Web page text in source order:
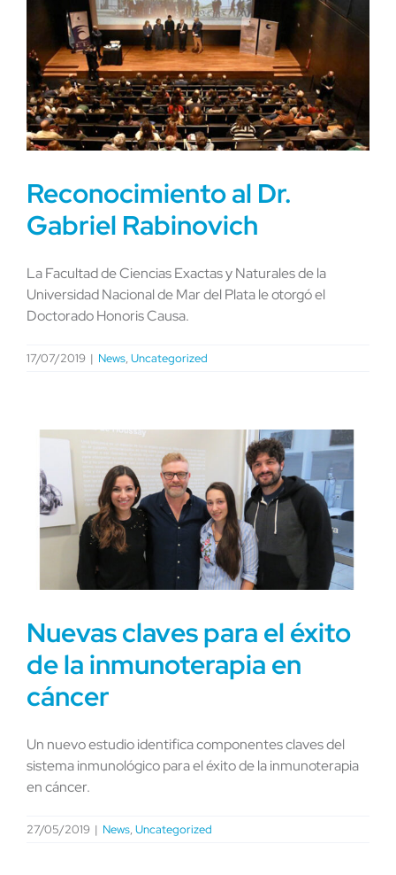
Reconocimiento al Dr.
Gabriel Rabinovich
La Facultad de Ciencias Exactas y Naturales de la
Universidad Nacional de Mar del Plata le otorgó el
Doctorado Honoris Causa.
17/07/2019 | News,Uncategorized
Nuevas claves para el éxito
de la inmunoterapia en
cáncer
Un nuevo estudio identifica componentes claves del
sistema inmunológico para el éxito de la inmunoterapia
en cáncer.
27/05/2019 | News,Uncategorized